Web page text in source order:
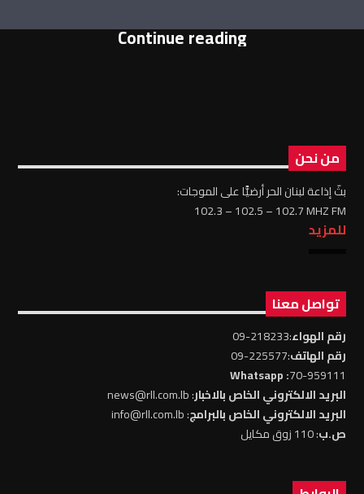
Continue reading
من نحن
بثّ إذاعة لبنان الحر أرضيًّا على الموجات:
102.3 – 102.5 – 102.7 MHZ FM
للمزيد
تواصل معنا
رقم الهواء:218233-09
رقم الهاتف:225577-09
70-959111
: Whatsapp
البريد الالكتروني الخاص بالاخبار: news@rll.com.lb
البريد الالكتروني الخاص بالبرامج: info@rll.com.lb
ص.ب: 110 زوق مكايل